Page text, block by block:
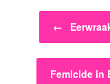
Bericht navigatie
←
Femicide in